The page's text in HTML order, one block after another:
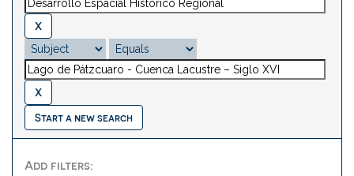
Start a new search
Add filters: